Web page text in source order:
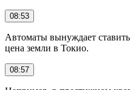
08:53
Автоматы вынуждает
цена земли в Токио.
08:57